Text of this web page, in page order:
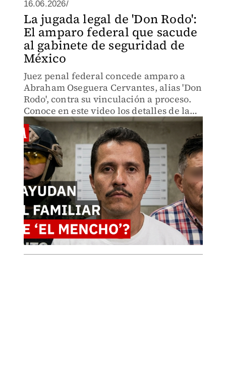
16.06.2026/
La jugada legal de 'Don Rodo':
El amparo federal que sacude
al gabinete de seguridad de
México
Juez penal federal concede amparo a
Abraham Oseguera Cervantes, alias 'Don
Rodo', contra su vinculación a proceso.
Conoce en este video los detalles de la
resolución técnica que frena el juicio del
capo del CJNG.